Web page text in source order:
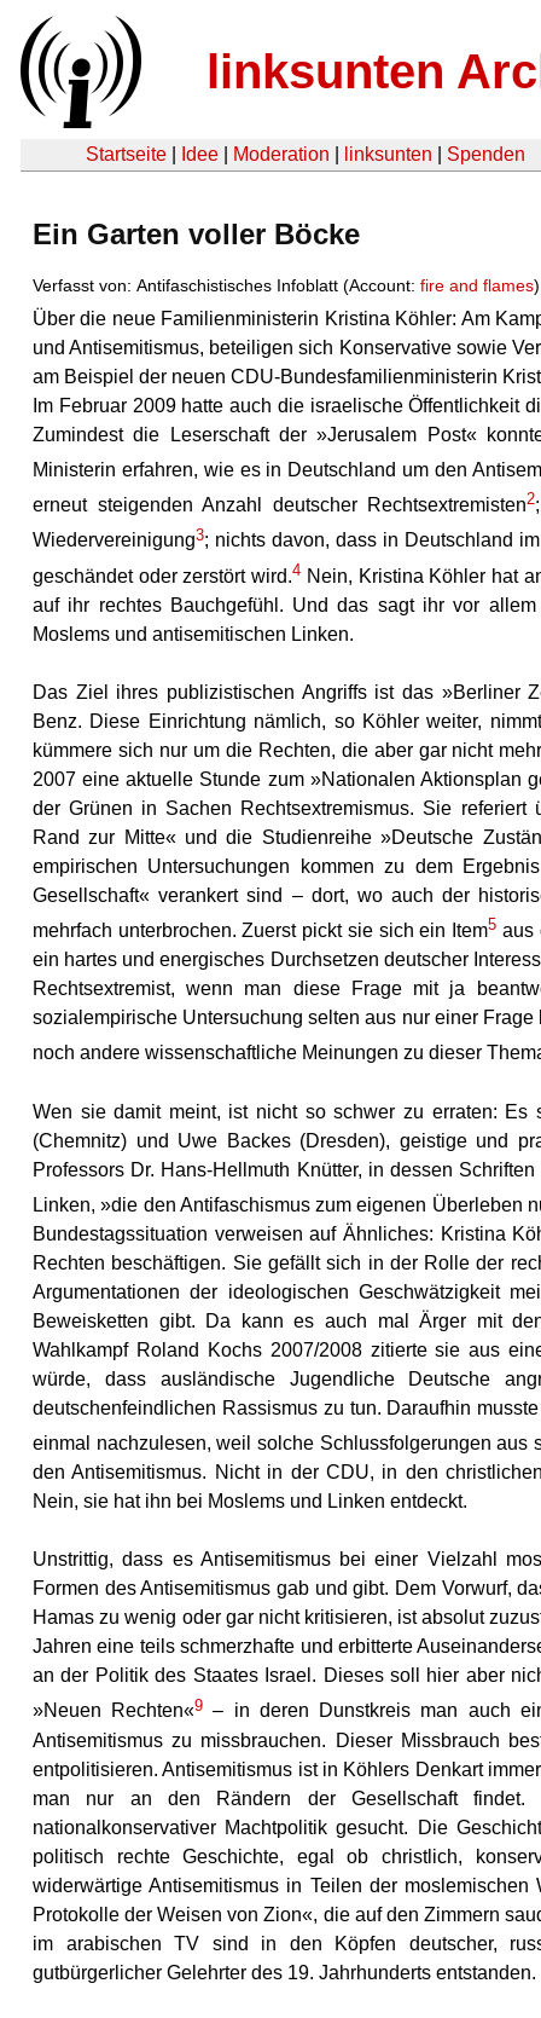
linksunten
Startseite Idee Moderation linksunten Spenden
Ein Garten voller Böcke
Verfasst von: Antifaschistisches Infoblatt (Account: fire and flames
Über die neue Familienministerin Kristina Köhler: Am
und Antisemitismus, beteiligen sich Konservative sowie
am Beispiel der neuen CDU-Bundesfamilienministerin
Im Februar 2009 hatte auch die israelische
Zumindest die Leserschaft der »Jerusalem Post«
Ministerin erfahren, wie es in Deutschland um den
erneut steigenden Anzahl deutscher Rechtsextremisten2
Wiedervereinigung3; nichts davon, dass in Deutschland
geschändet oder zerstört wird.4 Nein, Kristina Köhler hat
auf ihr rechtes Bauchgefühl. Und das sagt ihr vor
Moslems und antisemitischen Linken.
Das Ziel ihres publizistischen Angriffs ist das »Berliner
Benz. Diese Einrichtung nämlich, so Köhler weiter,
kümmere sich nur um die Rechten, die aber gar nicht
2007 eine aktuelle Stunde zum »Nationalen Aktionsplan
der Grünen in Sachen Rechtsextremismus. Sie referiert
Rand zur Mitte« und die Studienreihe »Deutsche
empirischen Untersuchungen kommen zu dem
Gesellschaft« verankert sind – dort, wo auch der
mehrfach unterbrochen. Zuerst pickt sie sich ein Item5 aus
ein hartes und energisches Durchsetzen deutscher
Rechtsextremist, wenn man diese Frage mit ja
sozialempirische Untersuchung selten aus nur einer
noch andere wissenschaftliche Meinungen zu dieser
Wen sie damit meint, ist nicht so schwer zu erraten: Es
(Chemnitz) und Uwe Backes (Dresden), geistige und
Professors Dr. Hans-Hellmuth Knütter, in dessen
Linken, »die den Antifaschismus zum eigenen Überleben
Bundestagssituation verweisen auf Ähnliches: Kristina
Rechten beschäftigen. Sie gefällt sich in der Rolle der
Argumentationen der ideologischen Geschwätzigkeit
Beweisketten gibt. Da kann es auch mal Ärger mit
Wahlkampf Roland Kochs 2007/2008 zitierte sie aus
würde, dass ausländische Jugendliche Deutsche
deutschenfeindlichen Rassismus zu tun. Daraufhin
einmal nachzulesen, weil solche Schlussfolgerungen aus
den Antisemitismus. Nicht in der CDU, in den
Nein, sie hat ihn bei Moslems und Linken entdeckt.
Unstrittig, dass es Antisemitismus bei einer Vielzahl
Formen des Antisemitismus gab und gibt. Dem Vorwurf,
Hamas zu wenig oder gar nicht kritisieren, ist absolut
Jahren eine teils schmerzhafte und erbitterte
an der Politik des Staates Israel. Dieses soll hier aber
»Neuen Rechten«9 – in deren Dunstkreis man auch
Antisemitismus zu missbrauchen. Dieser Missbrauch
entpolitisieren. Antisemitismus ist in Köhlers Denkart
man nur an den Rändern der Gesellschaft findet.
nationalkonservativer Machtpolitik gesucht. Die
politisch rechte Geschichte, egal ob christlich,
widerwärtige Antisemitismus in Teilen der
Protokolle der Weisen von Zion«, die auf den Zimmern
im arabischen TV sind in den Köpfen deutscher,
gutbürgerlicher Gelehrter des 19. Jahrhunderts entstanden.